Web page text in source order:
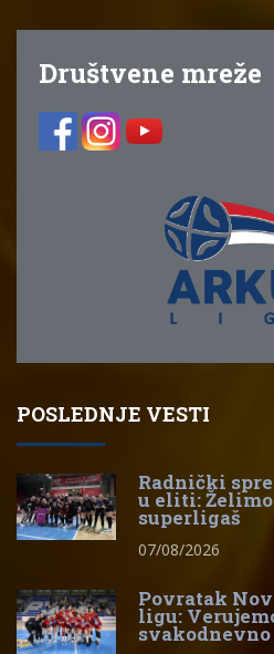
Društvene mreže
POSLEDNJE VESTI
Radnički
u eliti:
superligaš
07/08/2026
Povratak
ligu: